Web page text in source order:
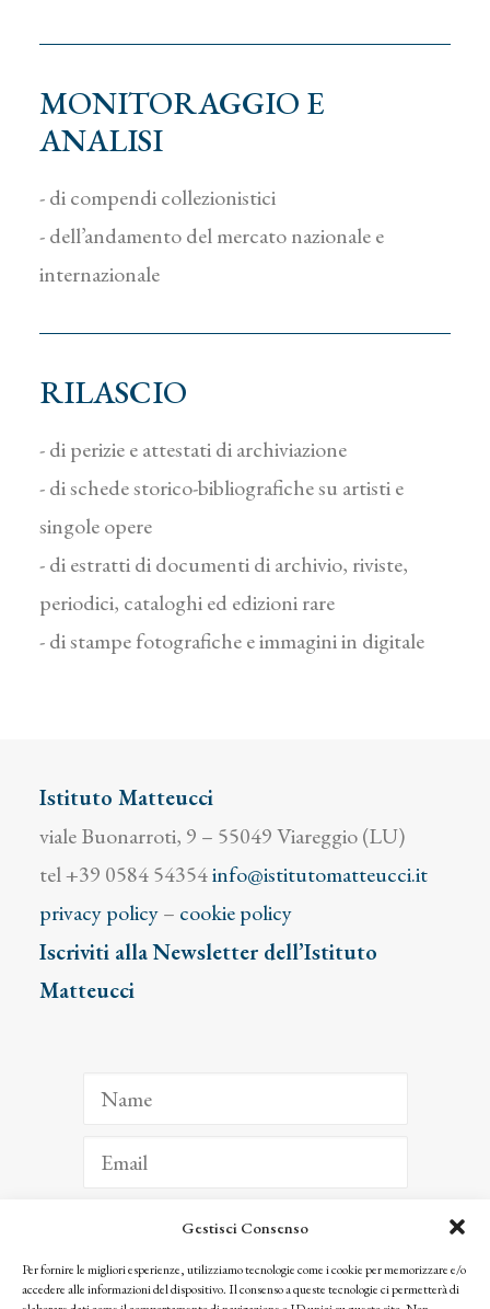
Gestisci Consenso
Per fornire le migliori esperienze, utilizziamo tecnologie come i cookie per memorizzare e/o
accedere alle informazioni del dispositivo. Il consenso a queste tecnologie ci permetterà di
MONITORAGGIO E
ANALISI
- di compendi collezionistici
- dell’andamento del mercato nazionale e
internazionale
RILASCIO
- di perizie e attestati di archiviazione
- di schede storico-bibliografiche su artisti e
singole opere
- di estratti di documenti di archivio, riviste,
periodici, cataloghi ed edizioni rare
- di stampe fotografiche e immagini in digitale
Istituto Matteucci
viale Buonarroti, 9 – 55049 Viareggio (LU)
tel +39 0584 54354info@istitutomatteucci.it
privacy policy– cookie policy
Iscriviti alla Newsletter dell’Istituto
Matteucci
ISCRIVITI
Facendo clic per iscriverti, riconosci che le tue informazioni saranno trattate